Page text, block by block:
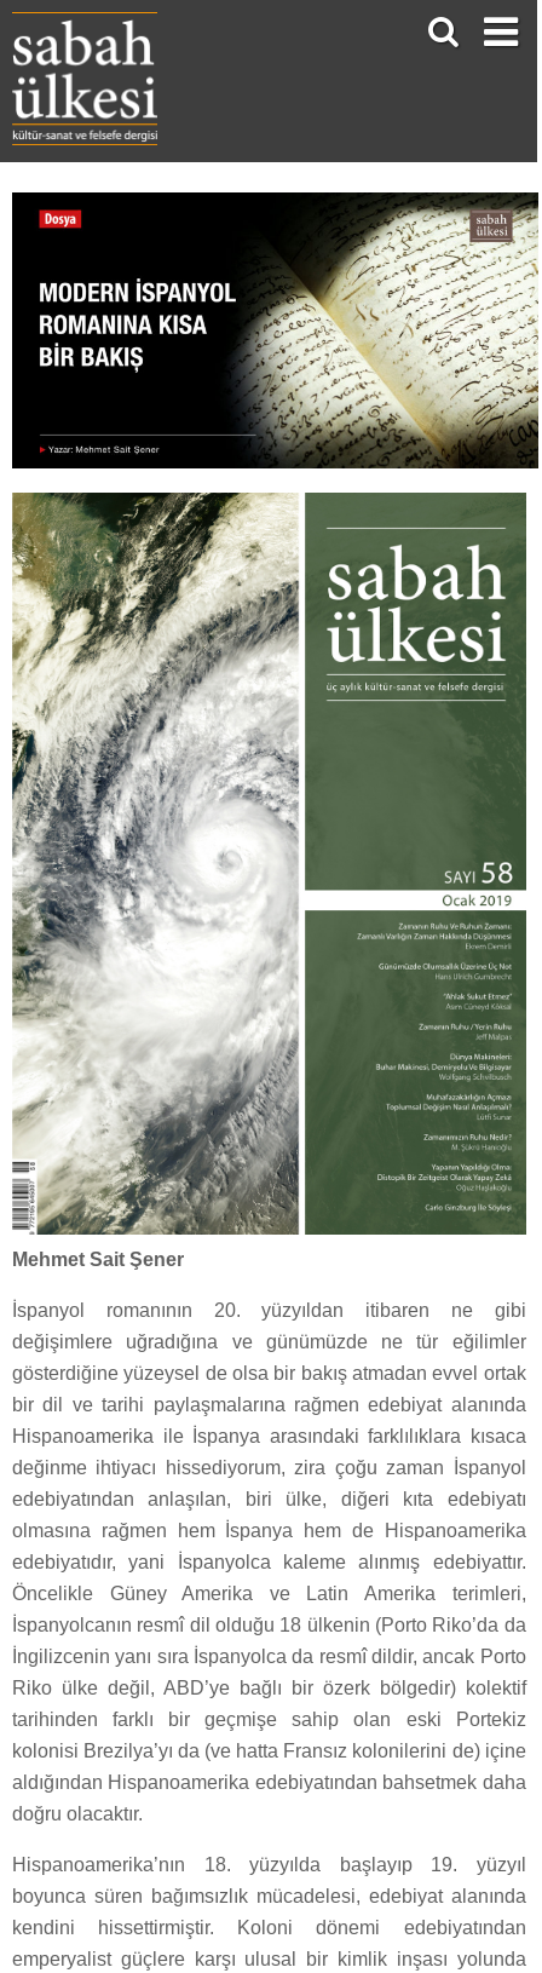
Mehmet Sait Şener
İspanyol romanının 20. yüzyıldan itibaren ne gibi
değişimlere uğradığına ve günümüzde ne tür eğilimler
gösterdiğine yüzeysel de olsa bir bakış atmadan evvel ortak
bir dil ve tarihi paylaşmalarına rağmen edebiyat alanında
Hispanoamerika ile İspanya arasındaki farklılıklara kısaca
değinme ihtiyacı hissediyorum, zira çoğu zaman İspanyol
edebiyatından anlaşılan, biri ülke, diğeri kıta edebiyatı
olmasına rağmen hem İspanya hem de Hispanoamerika
edebiyatıdır, yani İspanyolca kaleme alınmış edebiyattır.
Öncelikle Güney Amerika ve Latin Amerika terimleri,
İspanyolcanın resmî dil olduğu 18 ülkenin (Porto Riko’da da
İngilizcenin yanı sıra İspanyolca da resmî dildir, ancak Porto
Riko ülke değil, ABD’ye bağlı bir özerk bölgedir) kolektif
tarihinden farklı bir geçmişe sahip olan eski Portekiz
kolonisi Brezilya’yı da (ve hatta Fransız kolonilerini de) içine
aldığından Hispanoamerika edebiyatından bahsetmek daha
doğru olacaktır.
Hispanoamerika’nın 18. yüzyılda başlayıp 19. yüzyıl
boyunca süren bağımsızlık mücadelesi, edebiyat alanında
kendini hissettirmiştir. Koloni dönemi edebiyatından
emperyalist güçlere karşı ulusal bir kimlik inşası yolunda